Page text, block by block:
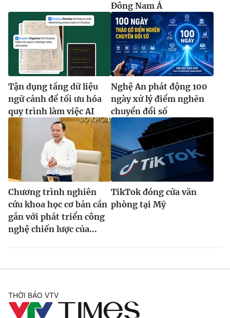
Đông Nam Á
Tận dụng tầng dữ liệu
ngữ cảnh để tối ưu hóa
quy trình làm việc AI
Nghệ An phát động 100
ngày xử lý điểm nghẽn
chuyển đổi số
Chương trình nghiên
cứu khoa học cơ bản cần
gắn với phát triển công
nghệ chiến lược của...
TikTok đóng cửa văn
phòng tại Mỹ
THỜI BÁO VTV